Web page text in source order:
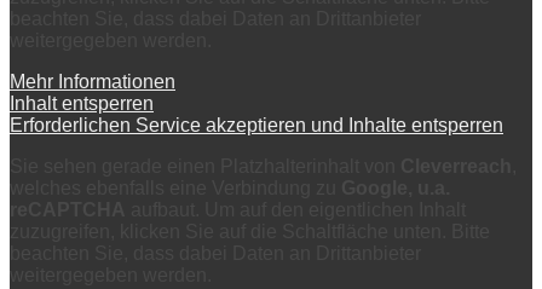
Mehr Informationen
Inhalt entsperren
Erforderlichen Service akzeptieren und Inhalte entsperren